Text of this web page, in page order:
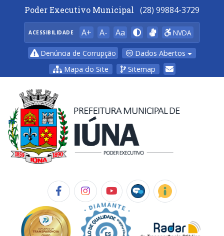
Poder Executivo Municipal (28) 99884-3729
ACESSIBILIDADE A+ A- Aa NVDA
Denúncia de Corrupção
Dados Abertos
Mapa do Site
Sitemap